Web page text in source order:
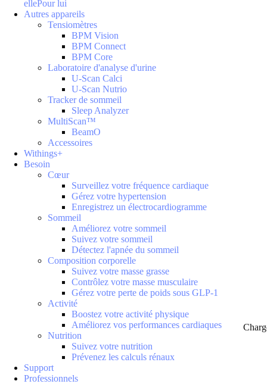
ellePour lui
Autres appareils
Tensiomètres
BPM Vision
BPM Connect
BPM Core
Laboratoire d'analyse d'urine
U-Scan Calci
U-Scan Nutrio
Tracker de sommeil
Sleep Analyzer
MultiScan™
BeamO
Accessoires
Withings+
Besoin
Cœur
Surveillez votre fréquence cardiaque
Gérez votre hypertension
Enregistrez un électrocardiogramme
Sommeil
Améliorez votre sommeil
Suivez votre sommeil
Détectez l'apnée du sommeil
Composition corporelle
Suivez votre masse grasse
Contrôlez votre masse musculaire
Gérez votre perte de poids sous GLP-1
Activité
Boostez votre activité physique
Améliorez vos performances cardiaques
Nutrition
Suivez votre nutrition
Prévenez les calculs rénaux
Support
Professionnels